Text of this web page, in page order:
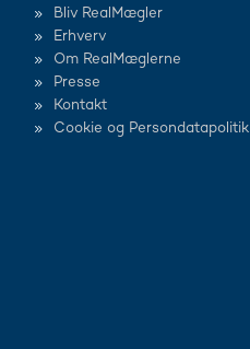
Bliv RealMægler
Erhverv
Om RealMæglerne
Presse
Kontakt
Cookie og Persondatapolitik